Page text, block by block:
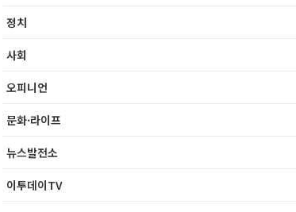
정치
사회
오피니언
문화·라이프
뉴스발전소
이투데이TV